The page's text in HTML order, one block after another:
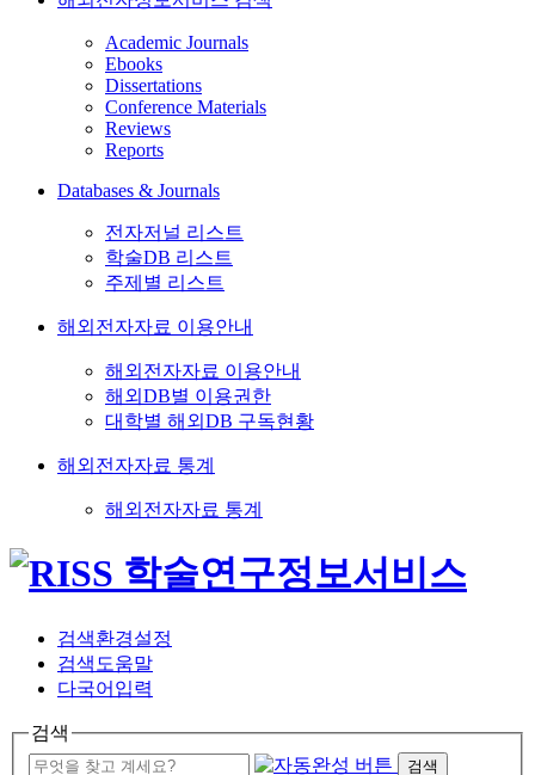
Academic Journals
Ebooks
Dissertations
Conference Materials
Reviews
Reports
Databases & Journals
전자저널 리스트
학술DB 리스트
주제별 리스트
해외전자자료 이용안내
해외전자자료 이용안내
해외DB별 이용권한
대학별 해외DB 구독현황
해외전자자료 통계
해외전자자료 통계
검색환경설정
검색도움말
다국어입력
검색
검색